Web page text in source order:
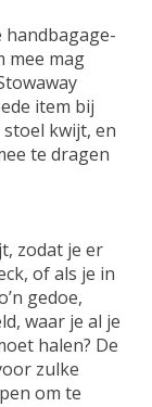
handbagage-
mee mag
item bij
stoel kwijt, en
te dragen
zodat je er
of als je in
gedoe,
waar je al je
halen? De
zulke
om te